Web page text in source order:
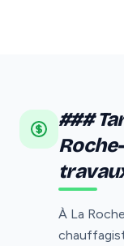
###
À La